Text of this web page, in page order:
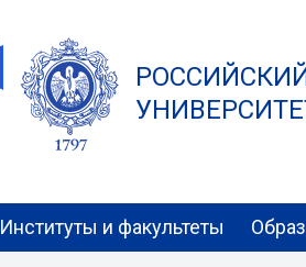
Институты и факультеты